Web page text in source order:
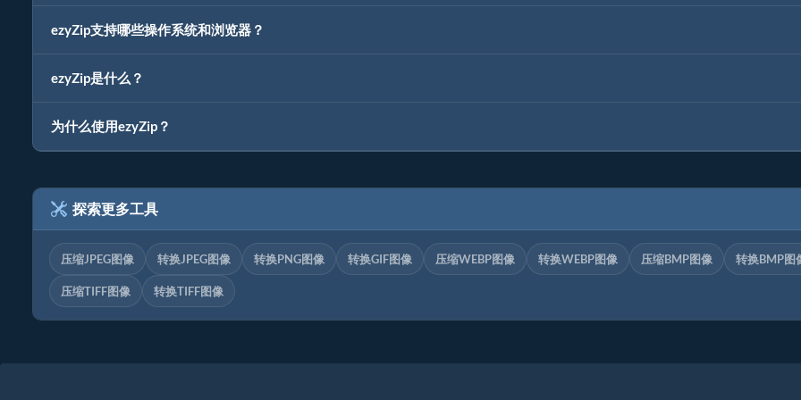
ezyZip支持哪些操作系统和浏览器？
ezyZip是什么？
为什么使用ezyZip？
探索更多工具
压缩JPEG图像 转换JPEG图像 转换PNG图像 转换GIF图像 压缩WEBP图像 转换WEBP图像 压缩BMP图像 转换BMP图
压缩TIFF图像 转换TIFF图像